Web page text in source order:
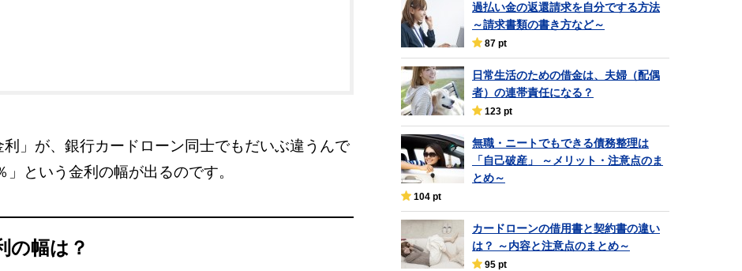
」が、銀行カードローン同士でもだいぶ違うんで
という金利の幅が出るのです。
の幅は？
過払い金の返還請求を自分でする方法
～請求書類の書き方など～
87 pt
日常生活のための借金は、夫婦（配偶
者）の連帯責任になる？
123 pt
無職・ニートでもできる債務整理は
「自己破産」 ～メリット・注意点のま
とめ～
104 pt
カードローンの借用書と契約書の違い
は？ ～内容と注意点のまとめ～
95 pt